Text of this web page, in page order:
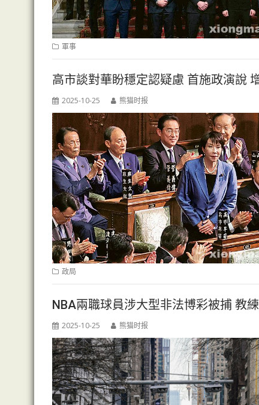
軍事
高市談對華盼穩定認疑慮 首施政演說
2025-10-25 熊猫时报
政局
NBA兩職球員涉大型非法博彩被捕 教
2025-10-25 熊猫时报